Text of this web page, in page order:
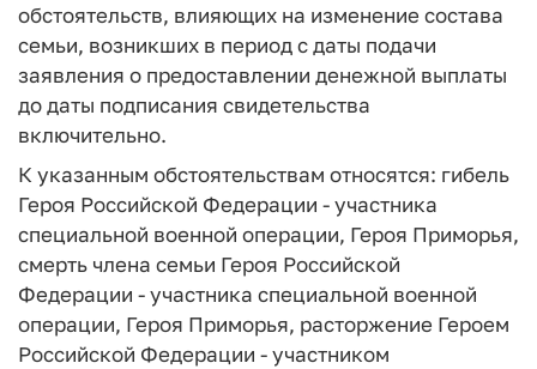
обстоятельств, влияющих на изменение состава
семьи, возникших в период с даты подачи
заявления о предоставлении денежной выплаты
до даты подписания свидетельства
включительно.
К указанным обстоятельствам относятся: гибель
Героя Российской Федерации - участника
специальной военной операции, Героя Приморья,
смерть члена семьи Героя Российской
Федерации - участника специальной военной
операции, Героя Приморья, расторжение Героем
Российской Федерации - участником